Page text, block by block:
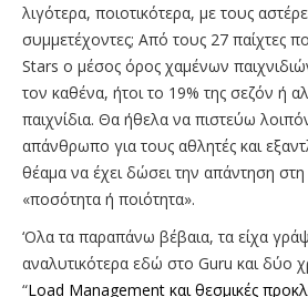
λιγότερα, ποιοτικότερα, με τους
συμμετέχοντες; Από τους 27 παίχτες
Stars ο μέσος όρος χαμένων
τον καθένα, ήτοι το 19% της σεζόν ή
παιχνίδια. Θα ήθελα να πιστεύω
απάνθρωπο για τους αθλητές και
θέαμα να έχει δώσει την απάντηση
«ποσότητα ή ποιότητα».
‘Ολα τα παραπάνω βέβαια, τα είχα
αναλυτικότερα εδώ στο Guru και δύο
“Load Management και θεσμικές